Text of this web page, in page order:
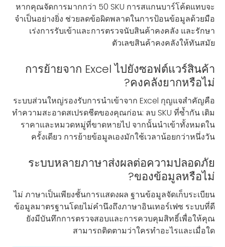
หากคุณจัดการมากกว่า 50 SKU การสแกนบาร์โค้ดแทบจะ
จำเป็นอย่างยิ่ง ช่วยลดข้อผิดพลาดในการป้อนข้อมูลด้วยมือ
เร่งการรับเข้าและการตรวจนับสินค้าคงคลัง และรักษา
ตัวเลขสินค้าคงคลังให้ทันสมัย
การย้ายจาก Excel ไปยังซอฟต์แวร์สินค้า
คงคลังยากหรือไม่?
ระบบส่วนใหญ่รองรับการนำเข้าจาก Excel กุญแจสำคัญคือ
ทำความสะอาดสเปรดชีตของคุณก่อน: ลบ SKU ที่ซ้ำกัน เติม
ราคาและหมวดหมู่ที่ขาดหายไป จากนั้นนำเข้าทั้งหมดใน
ครั้งเดียว การย้ายข้อมูลเองมักใช้เวลาน้อยกว่าหนึ่งวัน
ระบบหลายภาษาส่งผลต่อความปลอดภัย
ของข้อมูลหรือไม่?
ไม่ ภาษาเป็นเพียงชั้นการแสดงผล ฐานข้อมูลจัดเก็บระเบียน
ข้อมูลมาตรฐานโดยไม่คำนึงถึงภาษาอินเทอร์เฟซ ระบบที่ดี
ยังมีบันทึกการตรวจสอบและการควบคุมสิทธิ์เพื่อให้คุณ
สามารถติดตามว่าใครทำอะไรและเมื่อใด